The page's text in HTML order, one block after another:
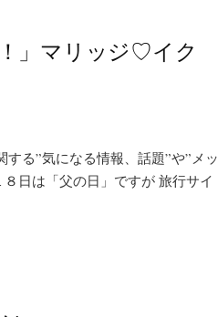
」マリッジ♡イク
る”気になる情報、話題”や”メッ
日は「父の日」ですが 旅行サイ